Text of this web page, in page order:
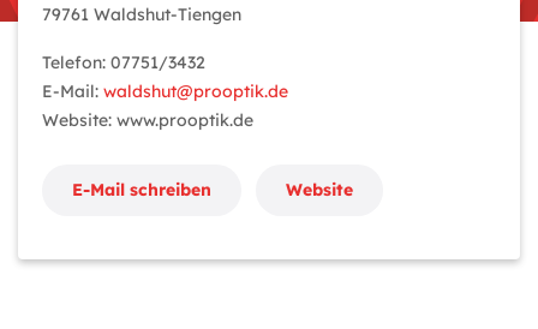
79761 Waldshut-Tiengen
Telefon: 07751/3432
E-Mail: waldshut@prooptik.de
Website: www.prooptik.de
E-Mail schreiben Website